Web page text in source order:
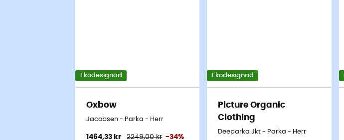
Ekodesignad
Oxbow
Jacobsen - Parka - Herr
1464,33 kr 2249,00 kr -34%
Ekodesignad
Picture Organic
Clothing
Deeparka Jkt - Parka - Herr